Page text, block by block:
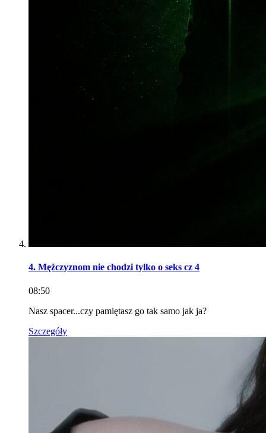
4. Mężczyznom nie chodzi tylko o seks cz 4
08:50
Nasz spacer...czy pamiętasz go tak samo jak ja?
Szczegóły